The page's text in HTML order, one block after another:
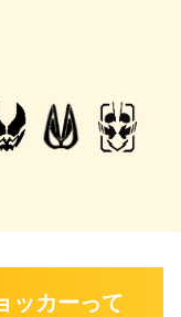
ッカーって